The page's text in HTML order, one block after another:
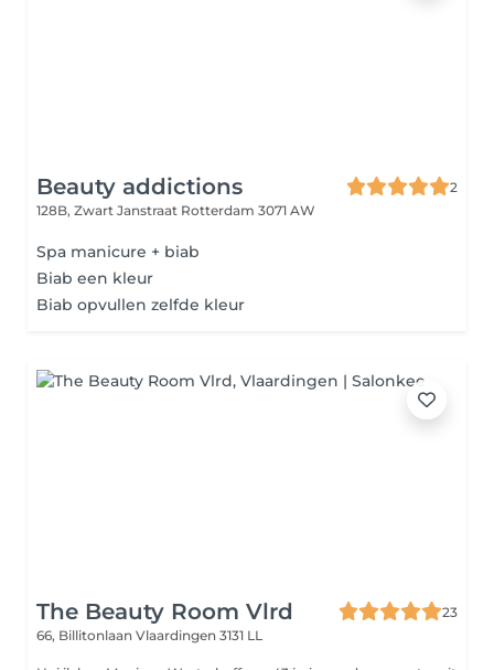
Beauty addictions
2
128B, Zwart Janstraat Rotterdam 3071 AW
Spa manicure + biab
Biab een kleur
Biab opvullen zelfde kleur
The Beauty Room Vlrd
23
66, Billitonlaan Vlaardingen 3131 LL